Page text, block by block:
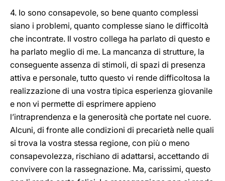
4. Io sono consapevole, so bene quanto complessi
siano i problemi, quanto complesse siano le difficoltà
che incontrate. Il vostro collega ha parlato di questo e
ha parlato meglio di me. La mancanza di strutture, la
conseguente assenza di stimoli, di spazi di presenza
attiva e personale, tutto questo vi rende difficoltosa la
realizzazione di una vostra tipica esperienza giovanile
e non vi permette di esprimere appieno
l’intraprendenza e la generosità che portate nel cuore.
Alcuni, di fronte alle condizioni di precarietà nelle quali
si trova la vostra stessa regione, con più o meno
consapevolezza, rischiano di adattarsi, accettando di
convivere con la rassegnazione. Ma, carissimi, questo